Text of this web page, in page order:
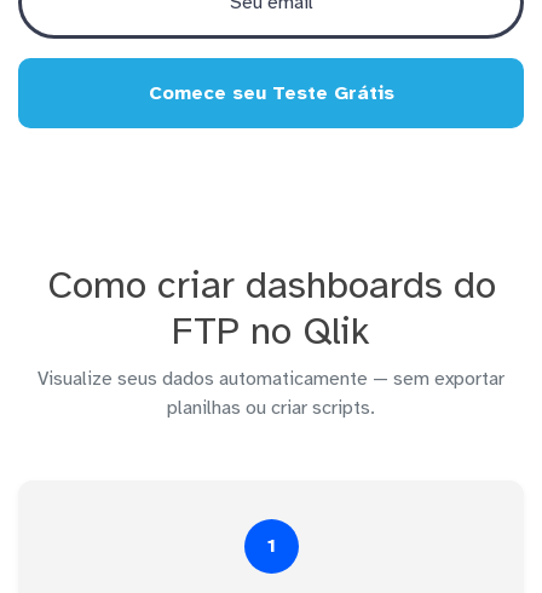
Comece seu Teste Grátis
Como criar dashboards do
FTP no Qlik
Visualize seus dados automaticamente — sem exportar
planilhas ou criar scripts.
1